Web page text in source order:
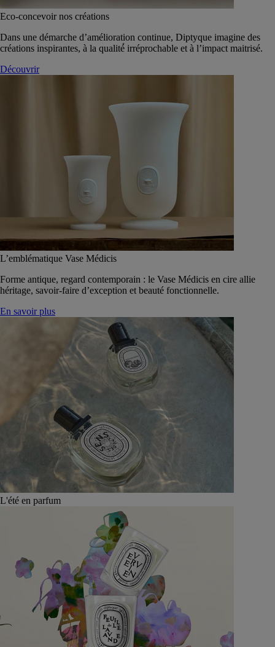
Eco-concevoir nos créations
Dans une démarche d’amélioration continue, Diptyque imagine des
créations inspirantes, à la qualité́ irréprochable et à l’impact maitrisé.
Découvrir
L’emblématique Vase Médicis
Forme antique, regard contemporain : le Vase Médicis en cire allie
héritage, savoir-faire d’exception et beauté fonctionnelle.
En savoir plus
L'été en parfum